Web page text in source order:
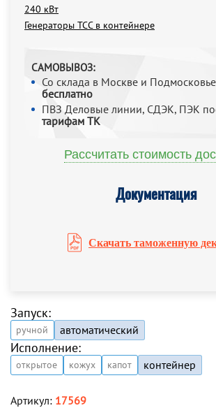
240 кВт
Генераторы ТСС в контейнере
САМОВЫВОЗ:
Со склада в Москве и
бесплатно
ПВЗ Деловые линии, СДЭК, ПЭК
тарифам ТК
Рассчитать стоимость
Документация
Скачать таможенную
Запуск:
ручной автоматический
Исполнение:
открытое кожух капот контейнер
Артикул: 17569